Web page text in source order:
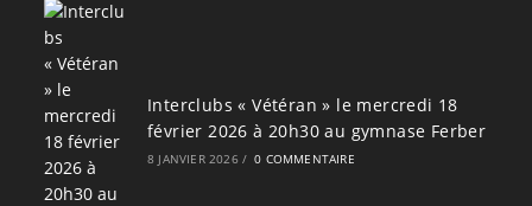
Interclubs « Vétéran » le mercredi 18
février 2026 à 20h30 au gymnase Ferber
8 JANVIER 2026 / 0 COMMENTAIRE